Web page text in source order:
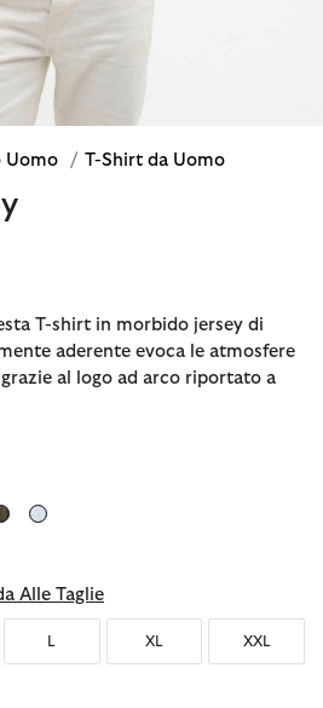
Uomo / T-Shirt da Uomo
T-shirt in morbido jersey di
aderente evoca le atmosfere
al logo ad arco riportato a
Alle Taglie
L XL XXL